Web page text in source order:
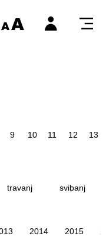
9 10 11 12 13
travanj svibanj
2014 2015